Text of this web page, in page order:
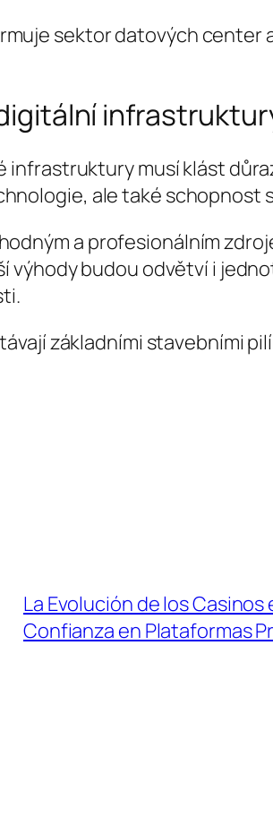
sektor datových center
musí klást
ale také schopnost
a profesionálním
budou odvětví i
základními stavebními
La Evolución de los
Confianza en Plataformas